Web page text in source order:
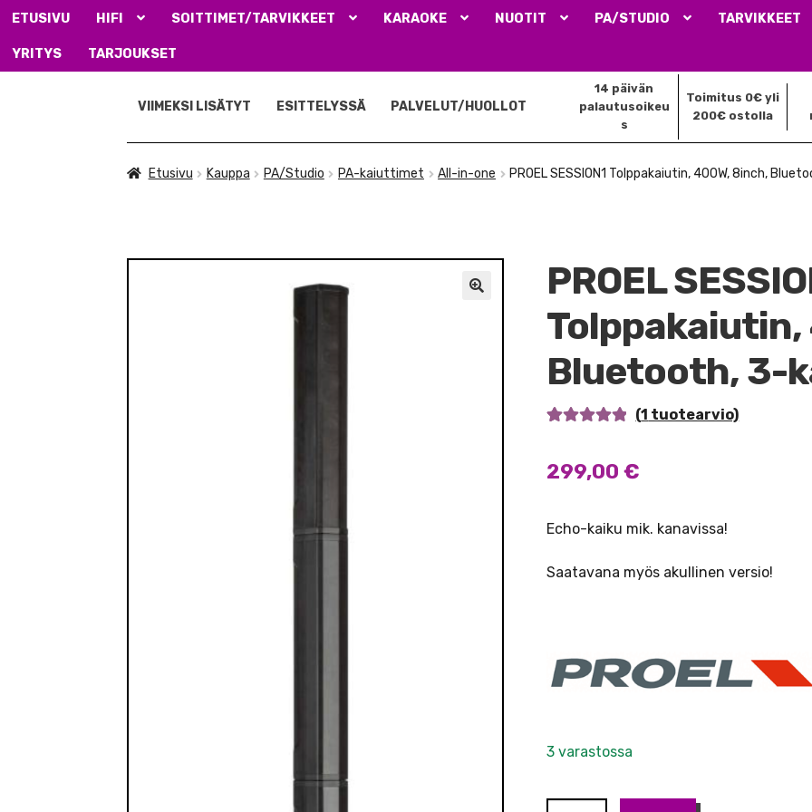
ETUSIVU HIFI SOITTIMET/TARVIKKEET KARAOKE NUOTIT PA/STUDIO TARVIKKEET
YRITYS TARJOUKSET
navigointiin
sisältöön
14 päivän
palautusoikeu
s
Toimitus 0€ yli
200€ ostolla
VIIMEKSI LISÄTYT ESITTELYSSÄ PALVELUT/HUOLLOT
Etusivu Kauppa PA/Studio PA-kaiuttimet All-in-one PROEL SESSION1 Tolppakaiutin, 400W, 8inch,
PROEL
Tolppakaiutin,
Bluetooth, 3-
perustuen
arvotukseen.
(1 tuotearvio)
299,00 €
Echo-kaiku mik. kanavissa!
Saatavana myös akullinen versio!
3 varastossa